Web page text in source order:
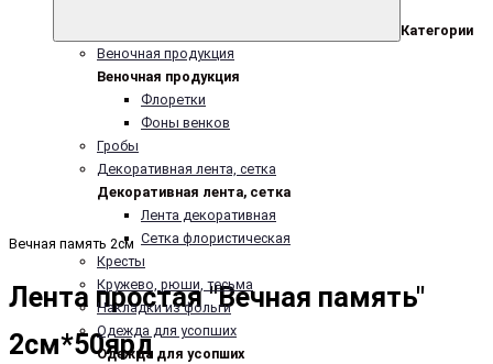
Категории
Веночная продукция
Веночная продукция
Флоретки
Фоны венков
Гробы
Декоративная лента, сетка
Декоративная лента, сетка
Лента декоративная
Сетка флористическая
Кресты
Кружево, рюши, тесьма
Накладки из фольги
Одежда для усопших
Одежда для усопших
Вечная память 2см
Лента простая "Вечная память"
2см*50ярд